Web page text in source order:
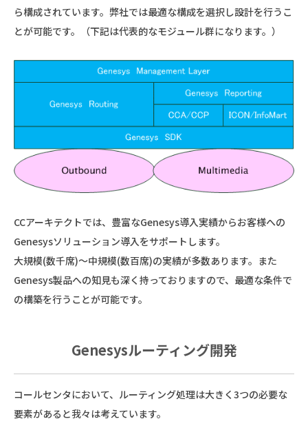
ら構成されています。弊社では最適な構成を選択し設計を行うこ
とが可能です。（下記は代表的なモジュール群になります。）
CCアーキテクトでは、豊富なGenesys導入実績からお客様への
Genesysソリューション導入をサポートします。
大規模(数千席)～中規模(数百席)の実績が多数あります。また
Genesys製品への知見も深く持っておりますので、最適な条件で
の構築を行うことが可能です。
Genesysルーティング開発
コールセンタにおいて、ルーティング処理は大きく3つの必要な
要素があると我々は考えています。